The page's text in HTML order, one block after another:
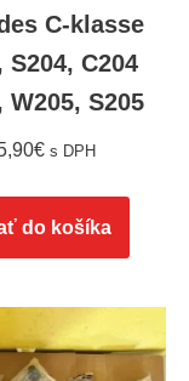
C-klasse
S204, C204
W205, S205
€ s DPH
do košíka